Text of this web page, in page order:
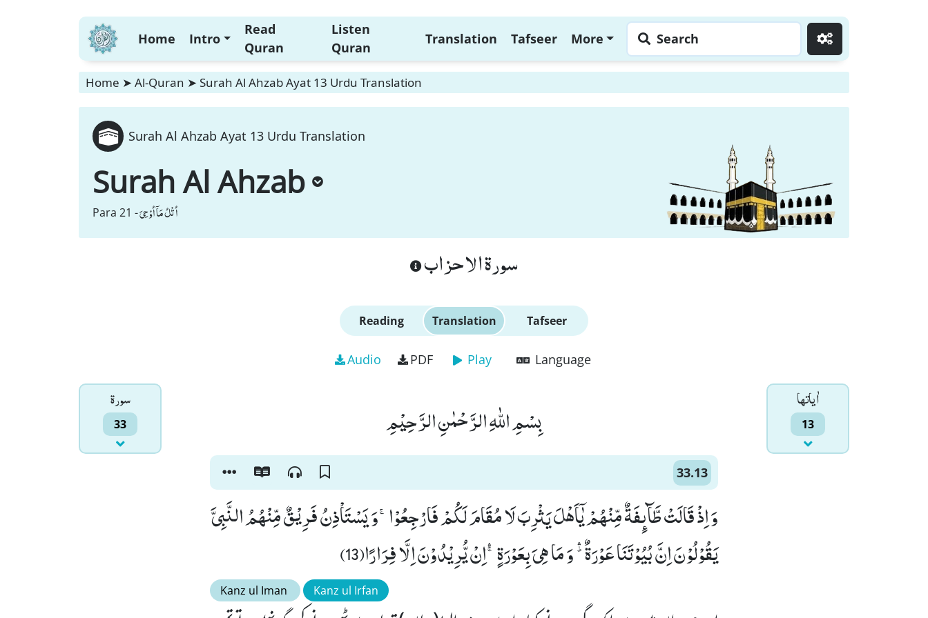
Home Intro
Read
Quran
Listen
Quran
Translation Tafseer More Search
Home ➤ Al-Quran ➤ Surah Al Ahzab Ayat 13 Urdu Translation
Surah Al Ahzab Ayat 13 Urdu Translation
Surah Al Ahzab
Para 21 -اُتْلُ مَاۤ اُوْحِیَ
سورة الاحزاب
Reading Translation Tafseer
Audio PDF Play Language
سورۃ
33
اٰياتها
13 بِسْمِ اللّٰهِ الرَّحْمٰنِ الرَّحِیْمِ
33.13
وَ اِذْ قَالَتْ طَّآىٕفَةٌ مِّنْهُمْ یٰۤاَهْلَ یَثْرِبَ لَا مُقَامَ لَكُمْ فَارْجِعُوْاۚ-وَ یَسْتَاْذِنُ فَرِیْقٌ مِّنْهُمُ النَّبِیَّ
یَقُوْلُوْنَ اِنَّ بُیُوْتَنَا عَوْرَةٌ ﳍ وَ مَا هِیَ بِعَوْرَةٍۚۛ-اِنْ یُّرِیْدُوْنَ اِلَّا فِرَارًا(13)
Kanz ul Iman Kanz ul Irfan